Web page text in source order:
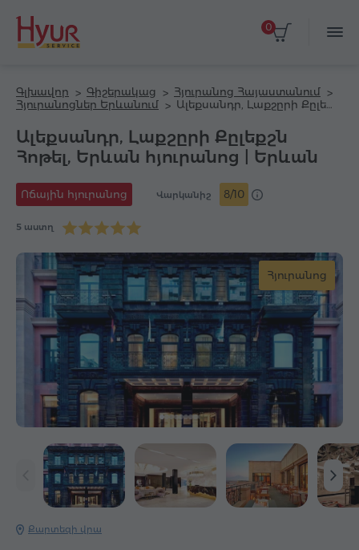
0
Գլխավոր Գիշերակաց
Հյուրանոց Հայաստանում
Հյուրանոցներ Երևանում
Ալեքսանդր, Լաքշըրի Քըլեքշն
Հոթել, Երևան հյուրանոց | Երևան
Ոճային հյուրանոց
5 աստղ
Վարկանիշ 8/10
Հյուրանոց
Քարտեզի վրա